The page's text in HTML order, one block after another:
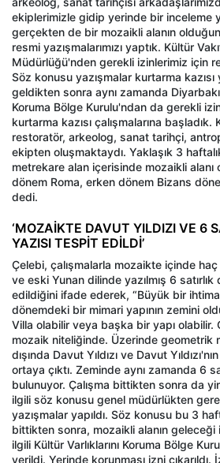
ekiplerimizle gidip yerinde bir inceleme
gerçekten de bir mozaikli alanın
resmi yazışmalarımızı yaptık. Kültür
Müdürlüğü'nden gerekli izinlerimiz için
Söz konusu yazışmalar kurtarma kazısı
geldikten sonra aynı zamanda
Koruma Bölge Kurulu'ndan da gerekli
kurtarma kazısı çalışmalarına başladık.
restoratör, arkeolog, sanat tarihçi,
ekipten oluşmaktaydı. Yaklaşık 3
metrekare alan içerisinde mozaikli alanı
dönem Roma, erken dönem Bizans
dedi.
‘MOZAİKTE DAVUT YILDIZI VE 6
YAZISI TESPİT EDİLDİ’
Çelebi, çalışmalarla mozaikte içinde haç
ve eski Yunan dilinde yazılmış 6
edildiğini ifade ederek, “Büyük bir
dönemdeki bir mimari yapının zemini
Villa olabilir veya başka bir yapı olabilir.
mozaik niteliğinde. Üzerinde geometrik
dışında Davut Yıldızı ve Davut
ortaya çıktı. Zeminde aynı zamanda 6
bulunuyor. Çalışma bittikten sonra da
ilgili söz konusu genel müdürlükten
yazışmalar yapıldı. Söz konusu bu 3
bittikten sonra, mozaikli alanın geleceği
ilgili Kültür Varlıklarını Koruma Bölge
verildi. Yerinde korunması izni